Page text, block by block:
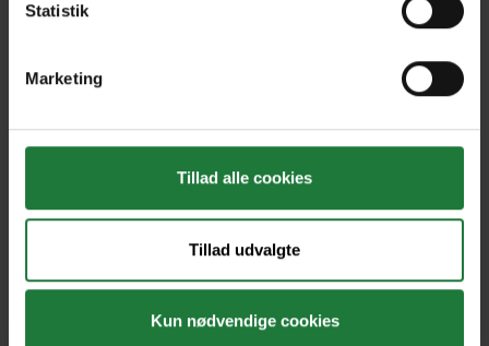
Statistik
Marketing
Tillad alle cookies
Tillad udvalgte
Kun nødvendige cookies
Danske magasiner